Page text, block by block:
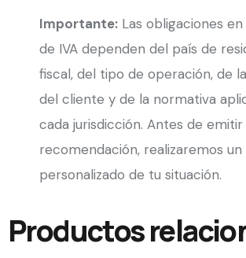
Importante: Las obligaciones
de IVA dependen del país de
fiscal, del tipo de operación, de
del cliente y de la normativa
cada jurisdicción. Antes de
recomendación, realizaremos un
personalizado de tu situación.
Productos